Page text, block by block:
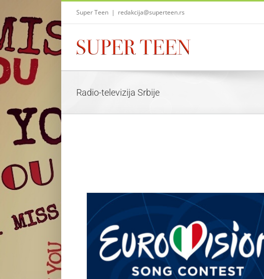
content
Super Teen | redakcija@superteen.rs
Radio-televizija Srbije
Rekordan broj kompozicija u izboru za Pesmu Evrovizije –
Srbija bira u martu!
Život i zabava